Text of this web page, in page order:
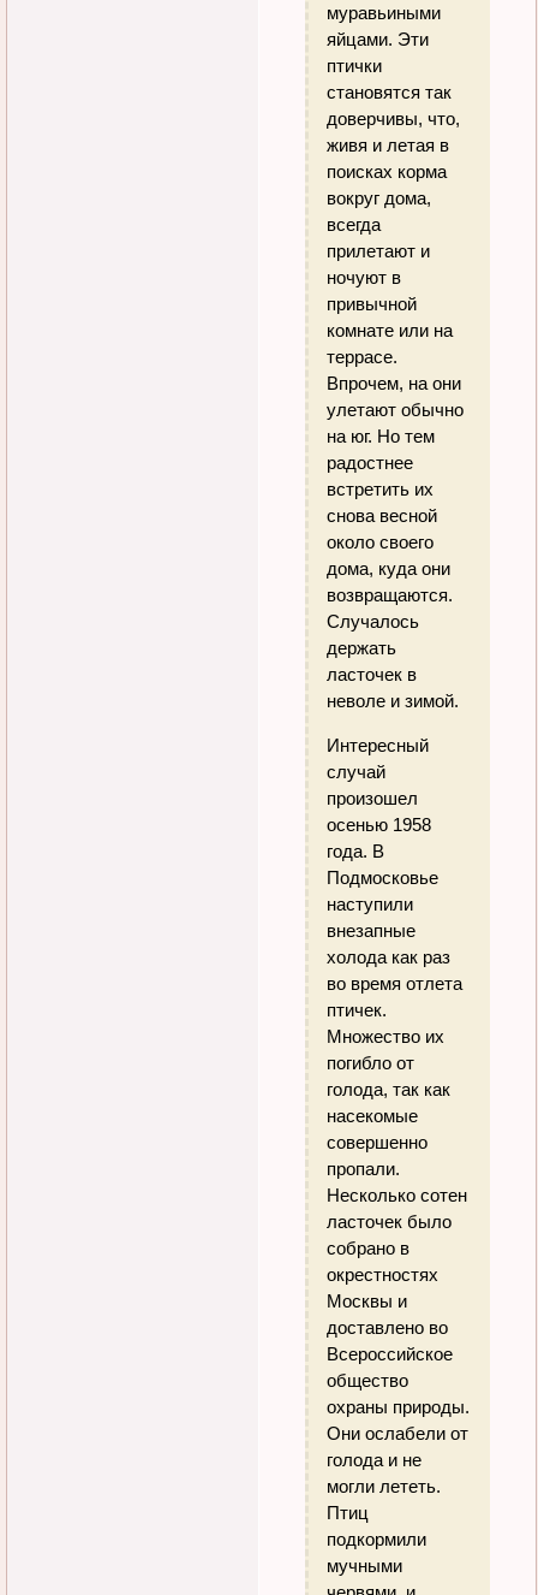
муравьиными
яйцами. Эти
птички
становятся так
доверчивы, что,
живя и летая в
поисках корма
вокруг дома,
всегда
прилетают и
ночуют в
привычной
комнате или на
террасе.
Впрочем, на они
улетают обычно
на юг. Но тем
радостнее
встретить их
снова весной
около своего
дома, куда они
возвращаются.
Случалось
держать
ласточек в
неволе и зимой.
Интересный
случай
произошел
осенью 1958
года. В
Подмосковье
наступили
внезапные
холода как раз
во время отлета
птичек.
Множество их
погибло от
голода, так как
насекомые
совершенно
пропали.
Несколько сотен
ласточек было
собрано в
окрестностях
Москвы и
доставлено во
Всероссийское
общество
охраны природы.
Они ослабели от
голода и не
могли лететь.
Птиц
подкормили
мучными